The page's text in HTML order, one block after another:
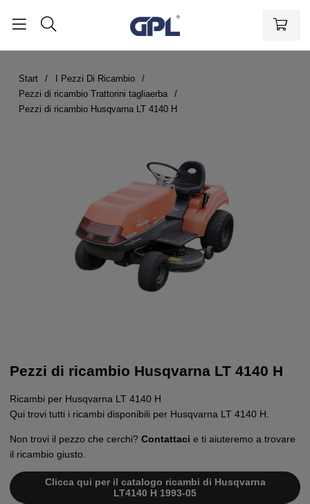
Start
I Pezzi Di Ricambio
Pezzi di ricambio Trattorini tagliaerba
Pezzi di ricambio Husqvarna LT 4140 H
Pezzi di ricambio Husqvarna LT 4140 H
Ricambi per Husqvarna LT 4140 H
Qui trovi tutti i ricambi disponibili per Husqvarna LT 4140 H.
Non trovi il pezzo che cerchi? Contattaci e ti aiuteremo a trovare
il ricambio giusto.
Clicca qui per il catalogo ricambi di Husqvarna
LT4140 H 1993-05